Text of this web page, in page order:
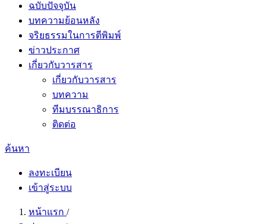
ฉบับปัจจุบัน
บทความย้อนหลัง
จริยธรรมในการตีพิมพ์
ข่าวประกาศ
เกี่ยวกับวารสาร
เกี่ยวกับวารสาร
บทความ
ทีมบรรณาธิการ
ติดต่อ
ค้นหา
ลงทะเบียน
เข้าสู่ระบบ
หน้าแรก /